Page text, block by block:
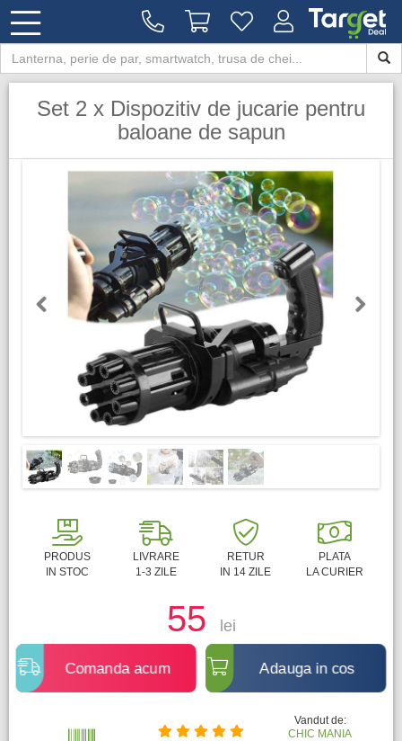
Set 2 x Dispozitiv de jucarie pentru
baloane de sapun
Previous
PRODUS
IN STOC
LIVRARE
1-3 ZILE
RETUR
IN 14 ZILE
PLATA
LA CURIER
55 lei
Comanda acum Adauga in cos
Vandut de:
CHIC MANIA